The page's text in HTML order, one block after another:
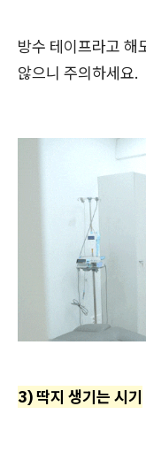
방수 테이프라고 해
않으니 주의하세요.
3) 딱지 생기는 시기